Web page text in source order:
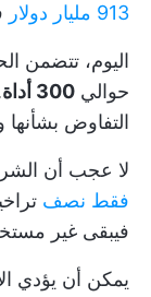
913 مليار دولار
اليوم، تتضمن
حوالي 300 أداة
التفاوض بشأنها
لا عجب أن
فقط نصف
فيبقى غير
يمكن أن يؤدي